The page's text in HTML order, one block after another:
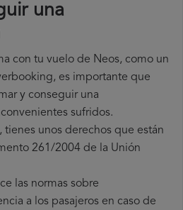
una
con tu vuelo de Neos, como un
es importante que
y conseguir una
sufridos.
tienes unos derechos que están
261/2004 de la Unión
las normas sobre
a los pasajeros en caso de